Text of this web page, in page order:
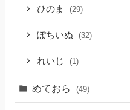
ひのま (29)
ぽちいぬ (32)
れいじ (1)
めておら (49)